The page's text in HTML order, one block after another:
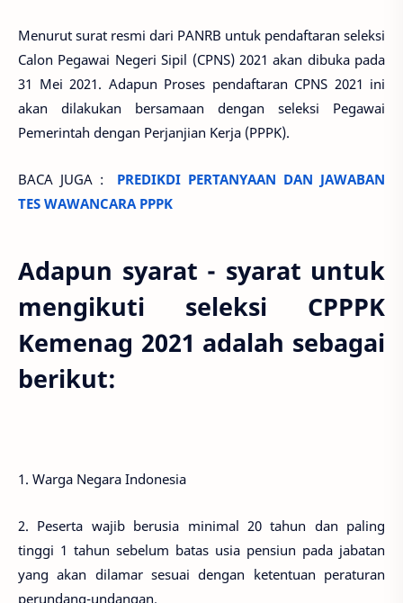
Menurut surat resmi dari PANRB untuk pendaftaran seleksi
Calon Pegawai Negeri Sipil (CPNS) 2021 akan dibuka pada
31 Mei 2021. Adapun Proses pendaftaran CPNS 2021 ini
akan dilakukan bersamaan dengan seleksi Pegawai
Pemerintah dengan Perjanjian Kerja (PPPK).
BACA JUGA : PREDIKDI PERTANYAAN DAN JAWABAN
TES WAWANCARA PPPK
Adapun syarat - syarat untuk
mengikuti seleksi CPPPK
Kemenag 2021 adalah sebagai
berikut:
1. Warga Negara Indonesia
2. Peserta wajib berusia minimal 20 tahun dan paling
tinggi 1 tahun sebelum batas usia pensiun pada jabatan
yang akan dilamar sesuai dengan ketentuan peraturan
perundang-undangan.